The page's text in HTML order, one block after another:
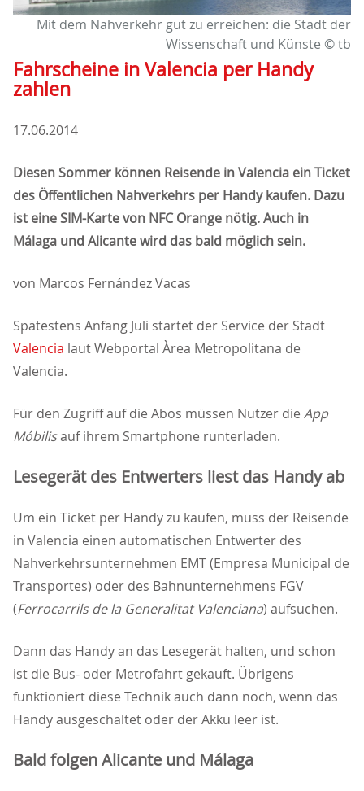
Mit dem Nahverkehr gut zu erreichen: die Stadt der
Wissenschaft und Künste © tb
Fahrscheine in Valencia per Handy
zahlen
17.06.2014
Diesen Sommer können Reisende in Valencia ein Ticket
des Öffentlichen Nahverkehrs per Handy kaufen. Dazu
ist eine SIM-Karte von NFC Orange nötig. Auch in
Málaga und Alicante wird das bald möglich sein.
von Marcos Fernández Vacas
Spätestens Anfang Juli startet der Service der Stadt
Valencia laut Webportal Àrea Metropolitana de
Valencia.
Für den Zugriff auf die Abos müssen Nutzer die App
Móbilisauf ihrem Smartphone runterladen.
Lesegerät des Entwerters liest das Handy ab
Um ein Ticket per Handy zu kaufen, muss der Reisende
in Valencia einen automatischen Entwerter des
Nahverkehrsunternehmen EMT (Empresa Municipal de
Transportes) oder des Bahnunternehmens FGV
(Ferrocarrils de la Generalitat Valenciana) aufsuchen.
Dann das Handy an das Lesegerät halten, und schon
ist die Bus- oder Metrofahrt gekauft. Übrigens
funktioniert diese Technik auch dann noch, wenn das
Handy ausgeschaltet oder der Akku leer ist.
Bald folgen Alicante und Málaga